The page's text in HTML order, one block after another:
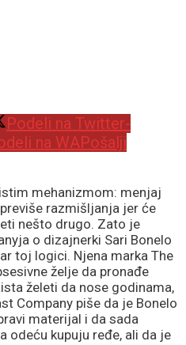
Podeli na Twitter-
na WAPošalji
mehanizmom: menjaj
razmišljanja jer će
nešto drugo. Zato je
o dizajnerki Sari Bonelo
toj logici. Njena marka The
želje da pronađe
želeti da nose godinama,
Company piše da je Bonelo
materijal i da sada
odeću kupuju ređe, ali da je